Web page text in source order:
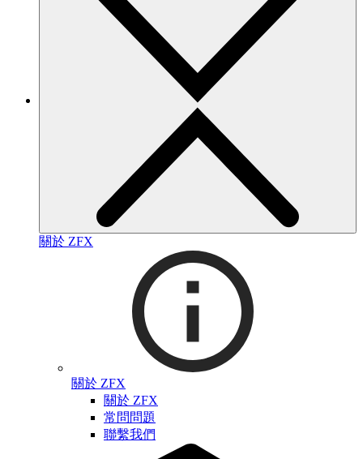
關於 ZFX
關於 ZFX
關於 ZFX
常問問題
聯繫我們